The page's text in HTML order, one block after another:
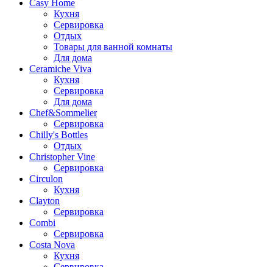
Casy Home
Кухня
Сервировка
Отдых
Товары для ванной комнаты
Для дома
Ceramiche Viva
Кухня
Сервировка
Для дома
Chef&Sommelier
Сервировка
Chilly's Bottles
Отдых
Christopher Vine
Сервировка
Circulon
Кухня
Clayton
Сервировка
Combi
Сервировка
Costa Nova
Кухня